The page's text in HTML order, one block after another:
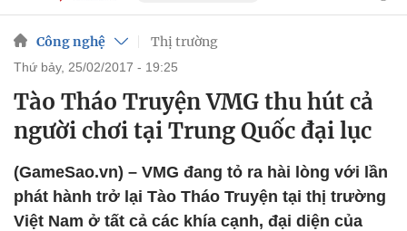
Công nghệ Thị trường
thứ bảy, 25/02/2017 - 19:25
Tào Tháo Truyện VMG thu hút cả
người chơi tại Trung Quốc đại lục
(GameSao.vn) – VMG đang tỏ ra hài lòng với lần
phát hành trở lại Tào Tháo Truyện tại thị trường
Việt Nam ở tất cả các khía cạnh, đại diện của